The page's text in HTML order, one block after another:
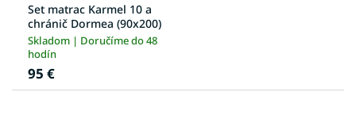
Set matrac Karmel 10 a
chránič Dormea (90x200)
Skladom | Doručíme do 48
hodín
95 €